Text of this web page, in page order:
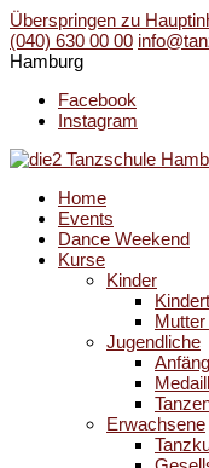
Überspringen zu
(040) 630 00 00
Hamburg
Facebook
Instagram
Home
Events
Dance Weekend
Kurse
Kinder
Jugendliche
Erwachsene